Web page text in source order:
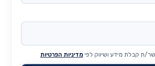
ת קבלת מידע ושיווק לפי מדיניות הפרטיות